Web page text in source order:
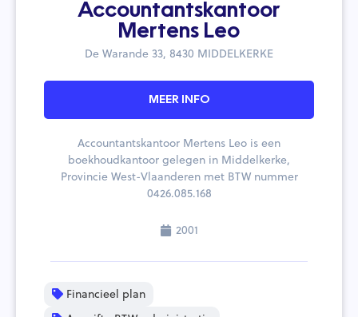
Accountantskantoor
Mertens Leo
De Warande 33, 8430 MIDDELKERKE
MEER INFO
Accountantskantoor Mertens Leo is een
boekhoudkantoor gelegen in Middelkerke,
Provincie West-Vlaanderen met BTW nummer
0426.085.168
2001
Financieel plan